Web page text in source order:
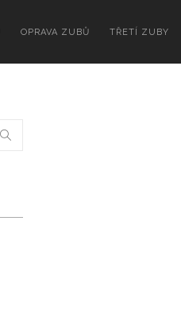
OPRAVA ZUBŮ TŘETÍ ZUBY